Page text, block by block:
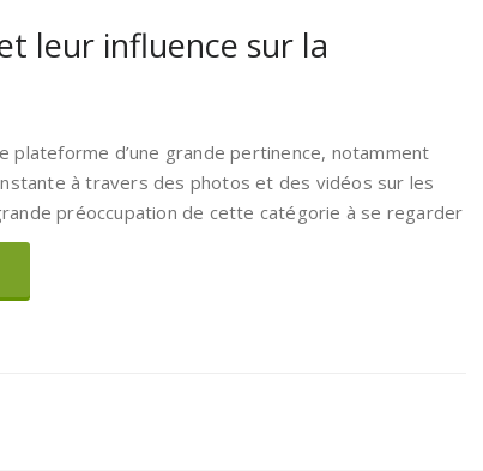
leur influence sur la
plateforme d’une grande pertinence, notamment
à travers des photos et des vidéos sur les
préoccupation de cette catégorie à se regarder